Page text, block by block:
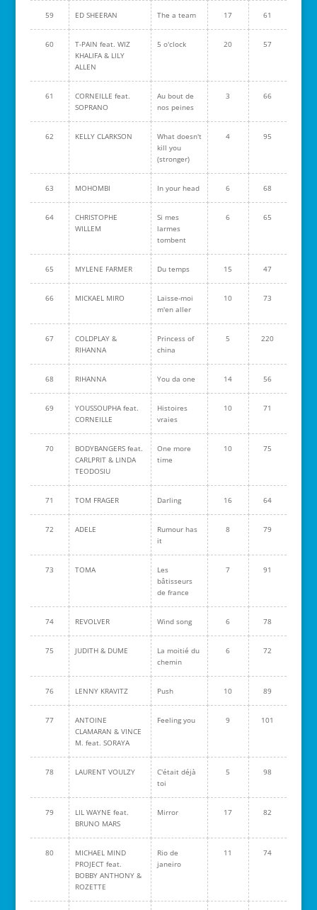
59 ED SHEERAN The a team 17 61
60
T-PAIN feat. WIZ
KHALIFA & LILY
ALLEN
5 o'clock 20 57
61
CORNEILLE feat.
SOPRANO
Au bout de
nos peines
3 66
62 KELLY CLARKSON
What doesn't
kill you
(stronger)
4 95
63 MOHOMBI In your head 6 68
64
CHRISTOPHE
WILLEM
Si mes
larmes
tombent
6 65
65 MYLENE FARMER Du temps 15 47
66 MICKAEL MIRO
Laisse-moi
m'en aller
10 73
67
COLDPLAY &
RIHANNA
Princess of
china
5 220
68 RIHANNA You da one 14 56
69
YOUSSOUPHA feat.
CORNEILLE
Histoires
vraies
10 71
70
BODYBANGERS feat.
CARLPRIT & LINDA
TEODOSIU
One more
time
10 75
71 TOM FRAGER Darling 16 64
72 ADELE
Rumour has
it
8 79
73 TOMA
Les
bâtisseurs
de france
7 91
74 REVOLVER Wind song 6 78
75 JUDITH & DUME
La moitié du
chemin
6 72
76 LENNY KRAVITZ Push 10 89
77
ANTOINE
CLAMARAN & VINCE
M. feat. SORAYA
Feeling you 9 101
78 LAURENT VOULZY
C'était déjà
toi
5 98
79
LIL WAYNE feat.
BRUNO MARS
Mirror 17 82
80
MICHAEL MIND
PROJECT feat.
BOBBY ANTHONY &
ROZETTE
Rio de
janeiro
11 74